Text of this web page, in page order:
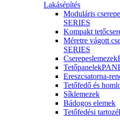
Lakásépítés
Moduláris
SERIES
Kompakt
Méretre vágott
SERIES
Cserepeslemezek
Tetőpanelek
Ereszcsatorna-
Tetőfedő és
Síklemezek
Bádogos elemek
Tetőfedési